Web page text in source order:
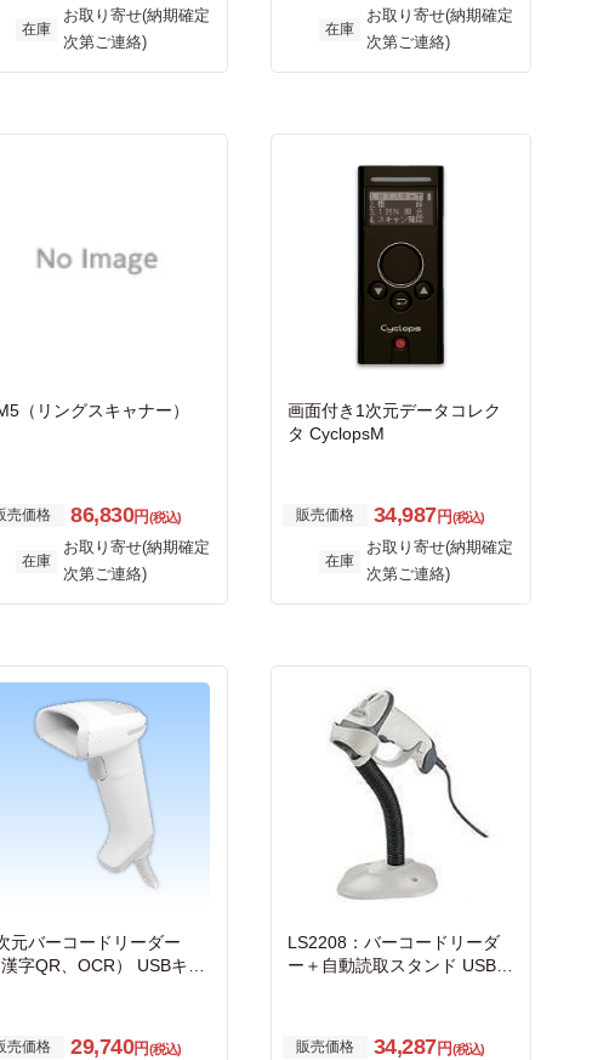
在庫
お取り寄せ(納期確定
次第ご連絡)
在庫
お取り寄せ(納期確定
次第ご連絡)
（リングスキャナー）
売価格 86,830円(税込)
在庫
お取り寄せ(納期確定
次第ご連絡)
画面付き1次元データコレク
タ CyclopsM
販売価格 34,987円(税込)
在庫
お取り寄せ(納期確定
次第ご連絡)
元バーコードリーダー
漢字QR、OCR） USBキー
売価格 29,740円(税込)
LS2208：バーコードリーダ
ー＋自動読取スタンド USBキ
販売価格 34,287円(税込)